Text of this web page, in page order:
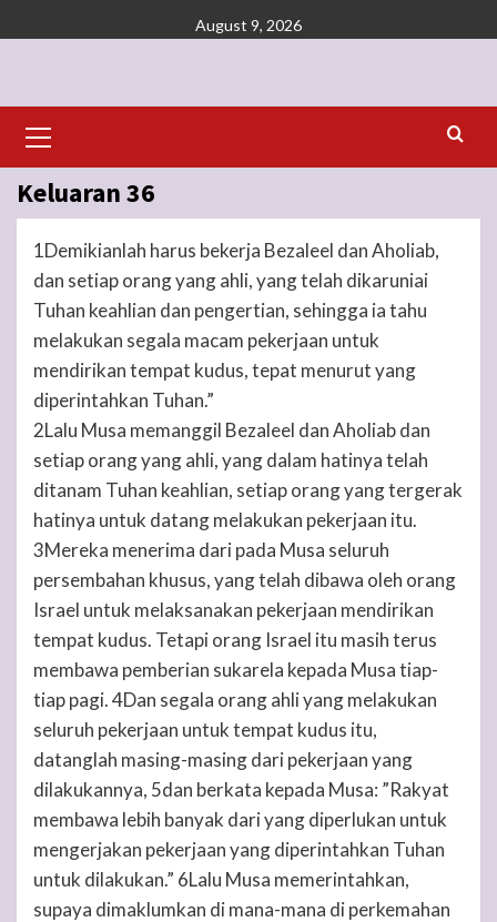
to
August 9, 2026
Menu
Keluaran 36
1Demikianlah harus bekerja Bezaleel dan Aholiab,
dan setiap orang yang ahli, yang telah dikaruniai
Tuhan keahlian dan pengertian, sehingga ia tahu
melakukan segala macam pekerjaan untuk
mendirikan tempat kudus, tepat menurut yang
diperintahkan Tuhan.”
2Lalu Musa memanggil Bezaleel dan Aholiab dan
setiap orang yang ahli, yang dalam hatinya telah
ditanam Tuhan keahlian, setiap orang yang tergerak
hatinya untuk datang melakukan pekerjaan itu.
3Mereka menerima dari pada Musa seluruh
persembahan khusus, yang telah dibawa oleh orang
Israel untuk melaksanakan pekerjaan mendirikan
tempat kudus. Tetapi orang Israel itu masih terus
membawa pemberian sukarela kepada Musa tiap-
tiap pagi. 4Dan segala orang ahli yang melakukan
seluruh pekerjaan untuk tempat kudus itu,
datanglah masing-masing dari pekerjaan yang
dilakukannya, 5dan berkata kepada Musa: ”Rakyat
membawa lebih banyak dari yang diperlukan untuk
mengerjakan pekerjaan yang diperintahkan Tuhan
untuk dilakukan.” 6Lalu Musa memerintahkan,
supaya dimaklumkan di mana-mana di perkemahan